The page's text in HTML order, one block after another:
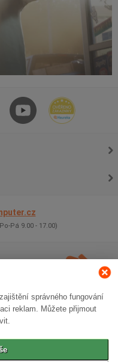
správného fungování
reklam. Můžete přijmout
Pá 9.00 - 17.00)
Osobní odběr zdarma
stránek